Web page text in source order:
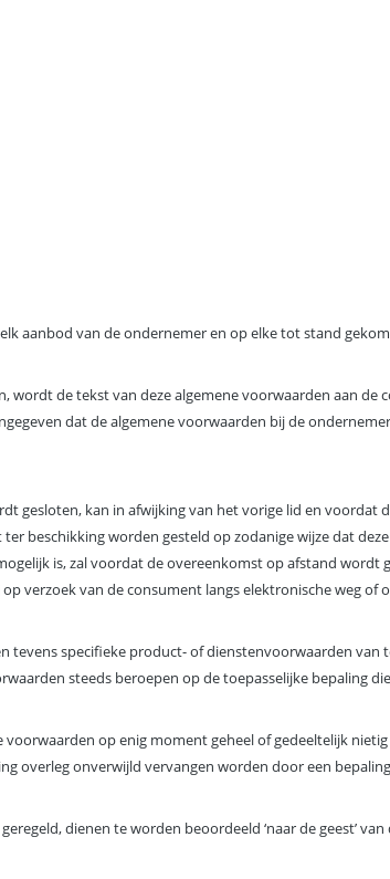
aanbod van de ondernemer en op elke tot stand
de tekst van deze algemene voorwaarden aan
dat de algemene voorwaarden bij de
gesloten, kan in afwijking van het vorige lid en
beschikking worden gesteld op zodanige wijze dat
is, zal voordat de overeenkomst op afstand wordt
verzoek van de consument langs elektronische weg
tevens specifieke product- of dienstenvoorwaarden
steeds beroepen op de toepasselijke bepaling
voorwaarden op enig moment geheel of gedeeltelijk
overleg onverwijld vervangen worden door een
dienen te worden beoordeeld ‘naar de geest’